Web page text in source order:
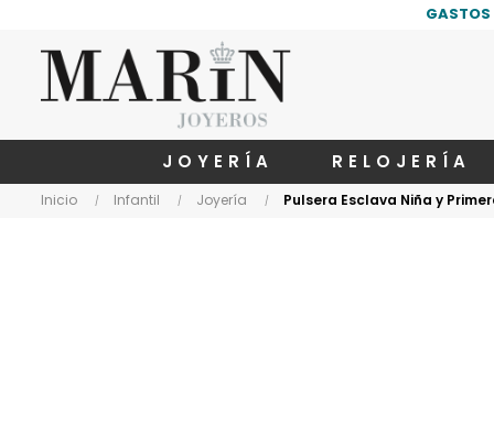
GASTOS
JOYERÍA RELOJERÍA
Inicio Infantil Joyería Pulsera Esclava Niña y